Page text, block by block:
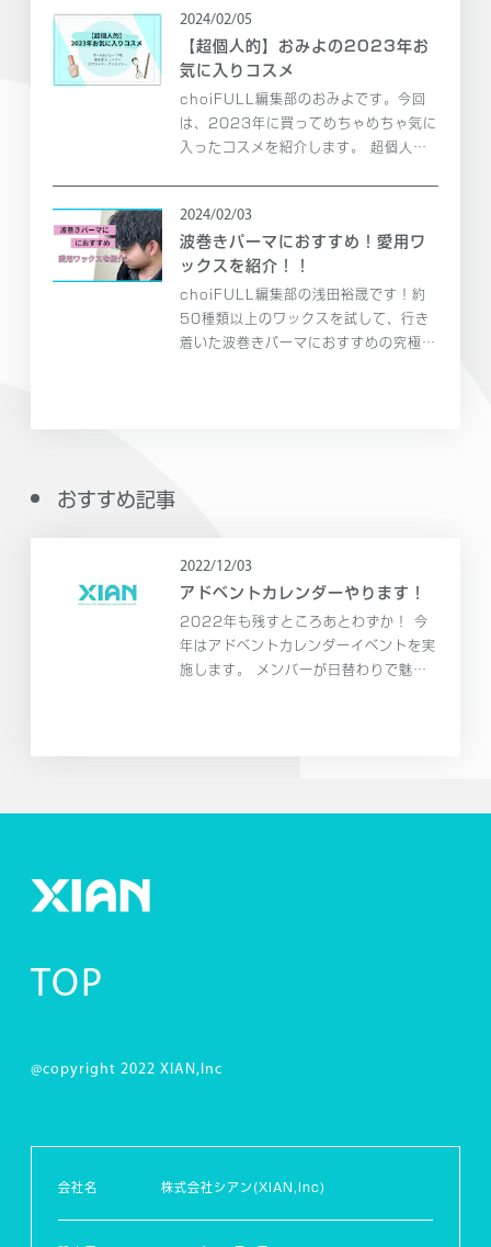
2024/02/05
【超個人的】おみよの2023年お
気に入りコスメ
choiFULL編集部のおみよです。今回
は、2023年に買ってめちゃめちゃ気に
入ったコスメを紹介します。 超個人的
2024/02/03
波巻きパーマにおすすめ！愛用ワ
ックスを紹介！！
choiFULL編集部の浅田裕晟です！約
50種類以上のワックスを試して、行き
着いた波巻きパーマにおすすめの究極の
おすすめ記事
2022/12/03
アドベントカレンダーやります！
2022年も残すところあとわずか！ 今
年はアドベントカレンダーイベントを実
施します。 メンバーが日替わりで魅力
TOP
@copyright 2022 XIAN,Inc
会社名 株式会社シアン(XIAN,Inc)